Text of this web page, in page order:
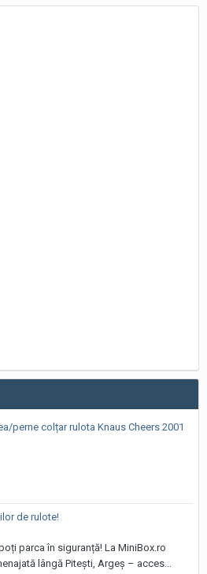
perne colțar rulota Knaus Cheers 2001
de rulote!
parca în siguranță! La MiniBox.ro
lângă Pitești, Argeș – acces...